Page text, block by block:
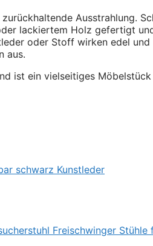
Ausstrahlung.
lackiertem Holz gefertigt
oder Stoff wirken edel
aus.
ist ein vielseitiges Möbelstück